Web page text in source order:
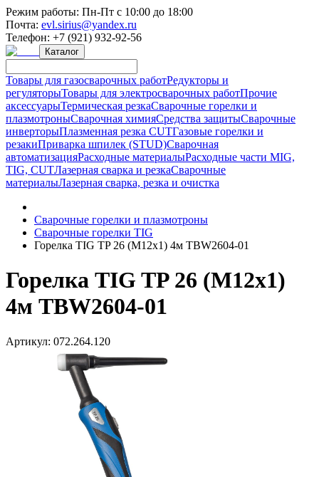
Режим работы: Пн-Пт с 10:00 до 18:00
Почта: evl.sirius@yandex.ru
Телефон: +7 (921) 932-92-56
Каталог
Товары для газосварочных работРедукторы и
регуляторыТовары для электросварочных работПрочие
аксессуарыТермическая резкаСварочные горелки и
плазмотроныСварочная химияСредства защитыСварочные
инверторыПлазменная резка CUTГазовые горелки и
резакиПриварка шпилек (STUD)Сварочная
автоматизацияРасходные материалыРасходные части MIG,
TIG, CUTЛазерная сварка и резкаСварочные
материалыЛазерная сварка, резка и очистка
Сварочные горелки и плазмотроны
Сварочные горелки TIG
Горелка TIG TP 26 (М12х1) 4м TBW2604-01
Горелка TIG TP 26 (М12х1)
4м TBW2604-01
Артикул: 072.264.120